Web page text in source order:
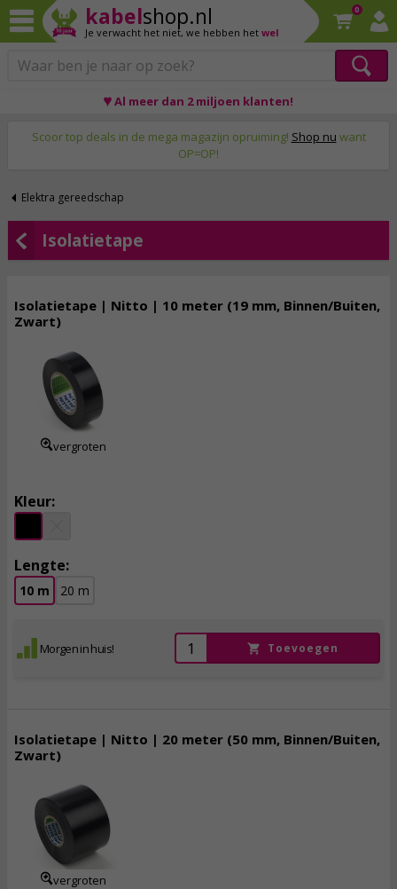
kabelshop.nl
Je verwacht het niet, we hebben het wel
0
♥ Al meer dan 2 miljoen klanten!
Scoor top deals in de mega magazijn opruiming! Shop nu want
OP=OP!
Elektra gereedschap
Isolatietape
Isolatietape | Nitto | 10 meter (19 mm, Binnen/Buiten,
Zwart)
vergroten
Kleur:
Lengte:
10 m 20 m
Morgen in huis! Toevoegen
Isolatietape | Nitto | 20 meter (50 mm, Binnen/Buiten,
Zwart)
vergroten